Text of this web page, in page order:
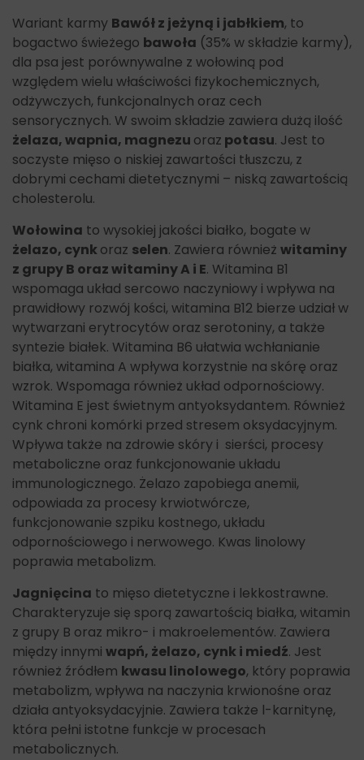
Wariant karmy Bawół z jeżyną i jabłkiem, to
bogactwo świeżego bawoła (35% w składzie karmy),
dla psa jest porównywalne z wołowiną pod
względem wielu właściwości fizykochemicznych,
odżywczych, funkcjonalnych oraz cech
sensorycznych. W swoim składzie zawiera dużą ilość
żelaza, wapnia, magnezu oraz potasu. Jest to
soczyste mięso o niskiej zawartości tłuszczu, z
dobrymi cechami dietetycznymi – niską zawartością
cholesterolu.
Wołowina to wysokiej jakości białko, bogate w
żelazo, cynkoraz selen. Zawiera również witaminy
z grupy B oraz witaminy A i E. Witamina B1
wspomaga układ sercowo naczyniowy i wpływa na
prawidłowy rozwój kości, witamina B12 bierze udział w
wytwarzani erytrocytów oraz serotoniny, a także
syntezie białek. Witamina B6 ułatwia wchłanianie
białka, witamina A wpływa korzystnie na skórę oraz
wzrok. Wspomaga również układ odpornościowy.
Witamina E jest świetnym antyoksydantem. Również
cynk chroni komórki przed stresem oksydacyjnym.
Wpływa także na zdrowie skóry i sierści, procesy
metaboliczne oraz funkcjonowanie układu
immunologicznego. Żelazo zapobiega anemii,
odpowiada za procesy krwiotwórcze,
funkcjonowanie szpiku kostnego, układu
odpornościowego i nerwowego. Kwas linolowy
poprawia metabolizm.
Jagnięcina to mięso dietetyczne i lekkostrawne.
Charakteryzuje się sporą zawartością białka, witamin
z grupy B oraz mikro- i makroelementów. Zawiera
między innymi wapń, żelazo, cynk i miedź. Jest
również źródłem kwasu linolowego, który poprawia
metabolizm, wpływa na naczynia krwionośne oraz
działa antyoksydacyjnie. Zawiera także l-karnitynę,
która pełni istotne funkcje w procesach
metabolicznych.